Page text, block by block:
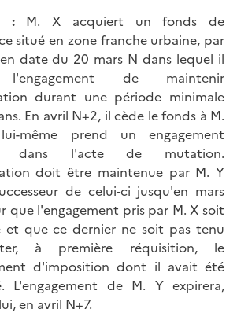
:M. X acquiert un fonds de
situé en zone franche urbaine, par
date du 20 mars N dans lequel il
de maintenir
durant une période minimale
En avril N+2, il cède le fonds à M.
même prend un engagement
dans l'acte de mutation.
doit être maintenue par M. Y
de celui-ci jusqu'en mars
que l'engagement pris par M. X soit
et que ce dernier ne soit pas tenu
à première réquisition, le
d'imposition dont il avait été
L'engagement de M. Y expirera,
en avril N+7.